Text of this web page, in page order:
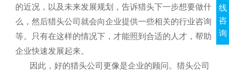
的近况，以及未来发展规划，告诉猎头下一步想要做什
么，然后猎头公司就会向企业提供一些相关的行业咨询
等。只有在这样的情况下，才能照到合适的人才，帮助
企业快速发展起来。
因此，好的猎头公司更像是企业的顾问。猎头公司
线
咨
询